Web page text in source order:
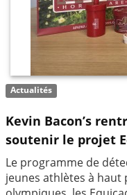
Actualités
Kevin Bacon’s
soutenir le projet
Le programme de
jeunes athlètes à haut